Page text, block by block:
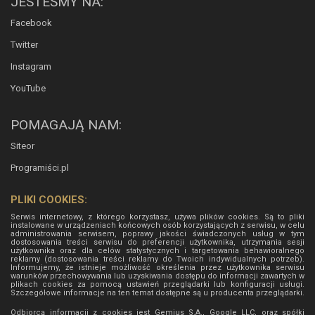
Facebook
Twitter
Instagram
YouTube
POMAGAJĄ NAM:
Siteor
Programiści.pl
PLIKI COOKIES:
Serwis internetowy, z którego korzystasz, używa plików cookies. Są to pliki
instalowane w urządzeniach końcowych osób korzystających z serwisu, w celu
administrowania serwisem, poprawy jakości świadczonych usług w tym
dostosowania treści serwisu do preferencji użytkownika, utrzymania sesji
użytkownika oraz dla celów statystycznych i targetowania behawioralnego
reklamy (dostosowania treści reklamy do Twoich indywidualnych potrzeb).
Informujemy, że istnieje możliwość określenia przez użytkownika serwisu
warunków przechowywania lub uzyskiwania dostępu do informacji zawartych w
plikach cookies za pomocą ustawień przeglądarki lub konfiguracji usługi.
Szczegółowe informacje na ten temat dostępne są u producenta przeglądarki.
Odbiorcą informacji z cookies jest Gemius S.A., Google LLC, oraz spółki